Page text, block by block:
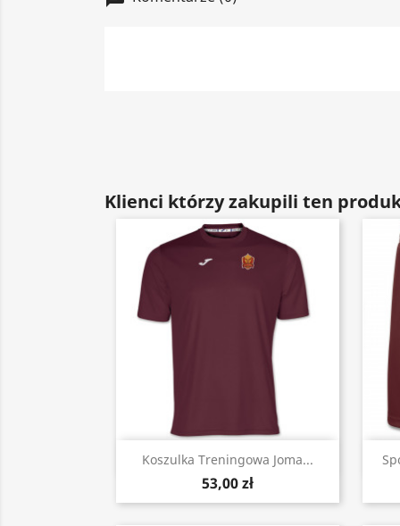
Klienci którzy zakupili ten
Koszulka Treningowa Joma...
53,00 zł
Szybki podgląd